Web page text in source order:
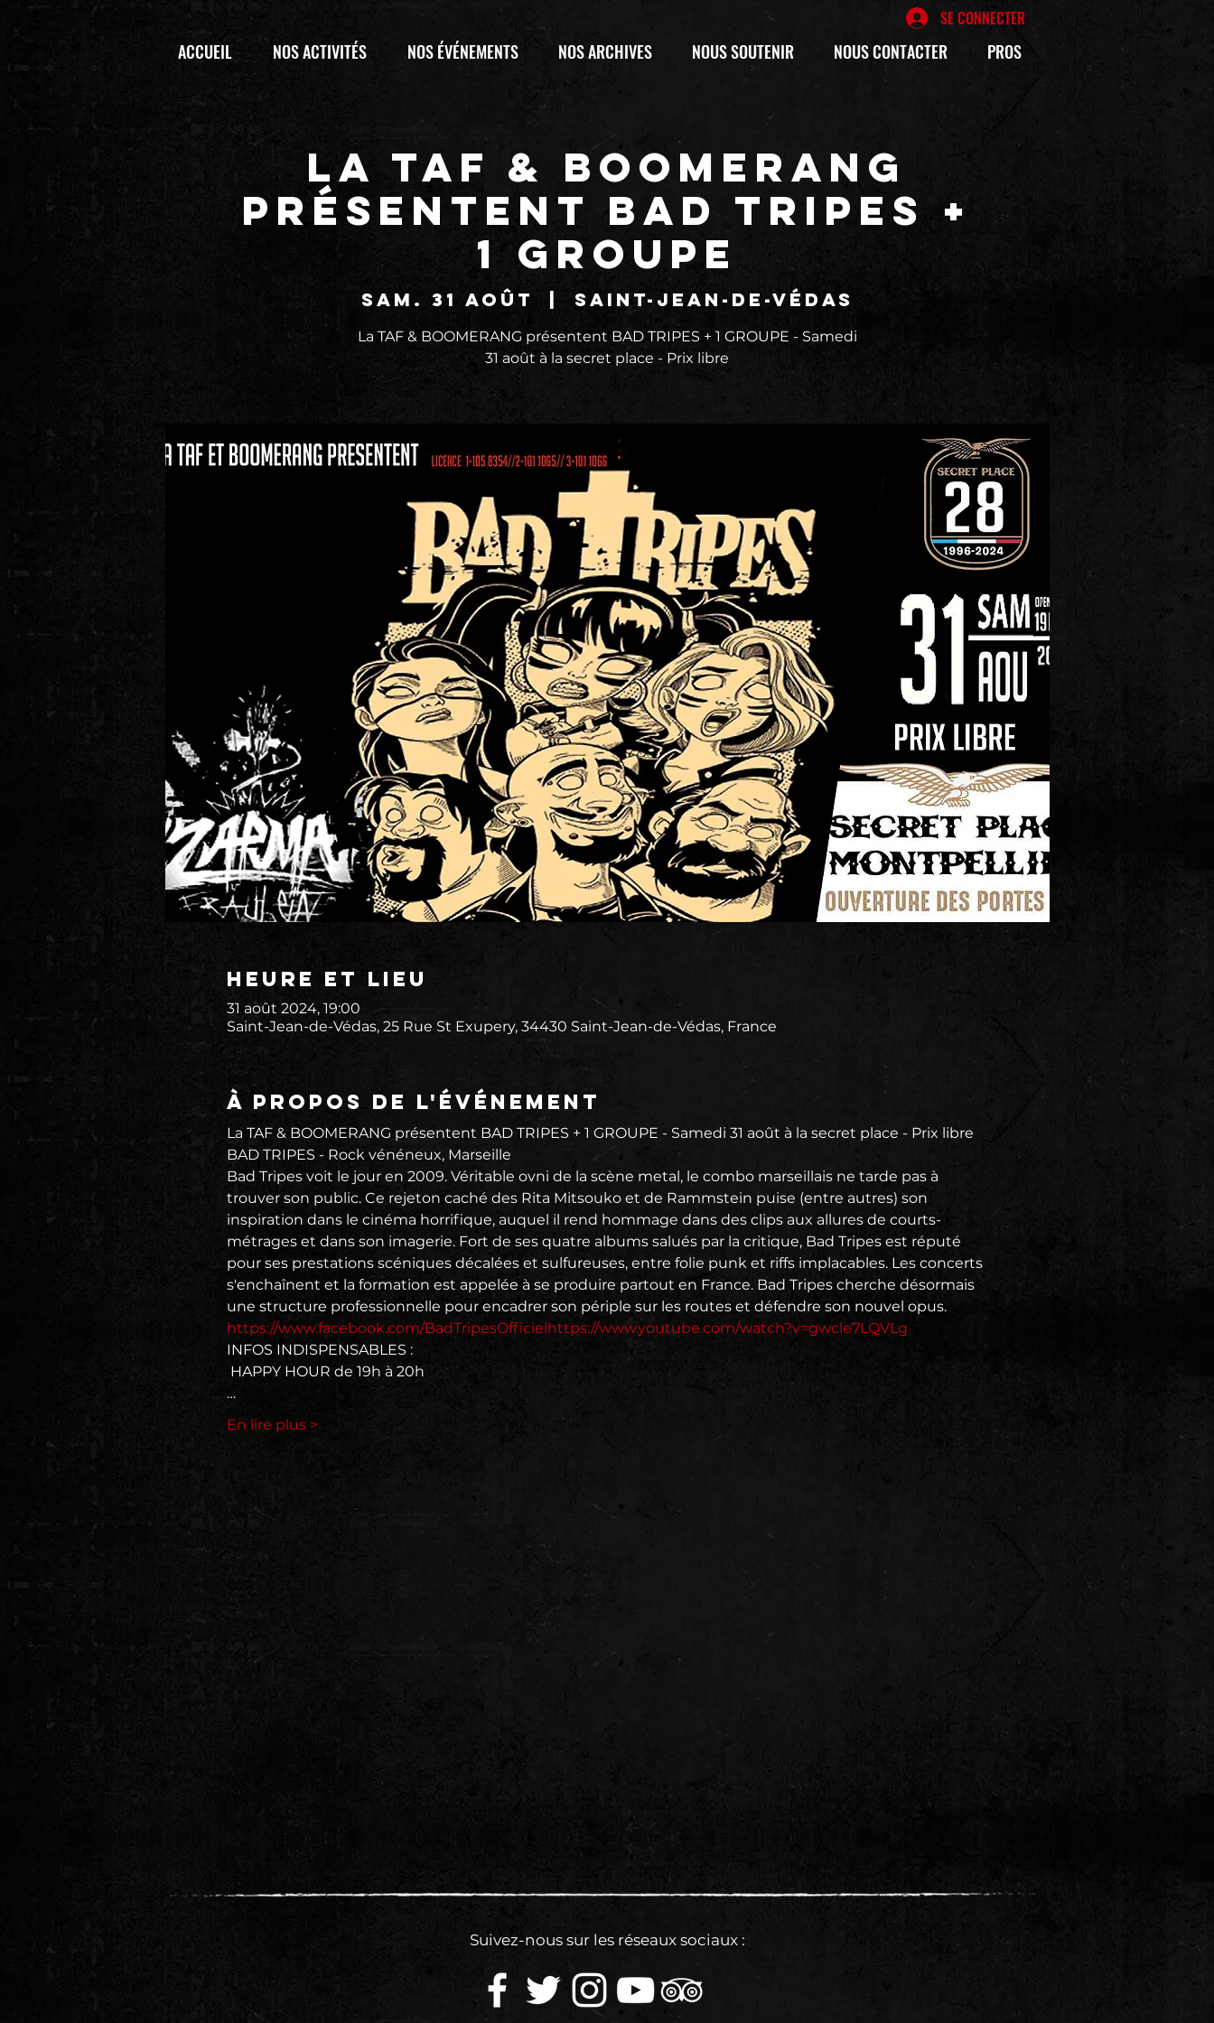
SE CONNECTER
ACCUEIL NOS ACTIVITÉS NOS ÉVÉNEMENTS NOS ARCHIVES NOUS SOUTENIR NOUS CONTACTER PROS
La TAF & BOOMERANG
présentent BAD TRIPES +
1 GROUPE
sam. 31 août Saint-Jean-de-Védas
La TAF & BOOMERANG présentent BAD TRIPES + 1 GROUPE - Samedi
Heure et lieu
31 août 2024, 19:00
Saint-Jean-de-Védas, 25 Rue St Exupery, 34430 Saint-Jean-de-Védas, France
À propos de l'événement
La TAF & BOOMERANG présentent BAD TRIPES + 1 GROUPE - Samedi 31 août à la secret place - Prix libre
BAD TRIPES - Rock vénéneux, Marseille
Bad Tripes voit le jour en 2009. Véritable ovni de la scène metal, le combo marseillais ne tarde pas à
trouver son public. Ce rejeton caché des Rita Mitsouko et de Rammstein puise (entre autres) son
inspiration dans le cinéma horrifique, auquel il rend hommage dans des clips aux allures de courts-
métrages et dans son imagerie. Fort de ses quatre albums salués par la critique, Bad Tripes est réputé
pour ses prestations scéniques décalées et sulfureuses, entre folie punk et riffs implacables. Les concerts
s'enchaînent et la formation est appelée à se produire partout en France. Bad Tripes cherche désormais
une structure professionnelle pour encadrer son périple sur les routes et défendre son nouvel opus.
https://www.facebook.com/BadTripesOfficielhttps://www.youtube.com/watch?v=gwcle7LQVLg
INFOS INDISPENSABLES :
…
En lire plus >
Suivez-nous sur les réseaux sociaux :